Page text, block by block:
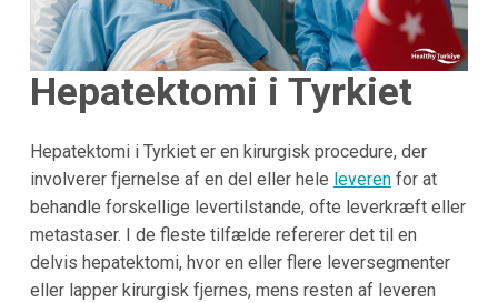
Hepatektomi i Tyrkiet
Hepatektomi i Tyrkiet er en kirurgisk procedure, der
involverer fjernelse af en del eller hele leverenfor at
behandle forskellige levertilstande, ofte leverkræft eller
metastaser. I de fleste tilfælde refererer det til en
delvis hepatektomi, hvor en eller flere leversegmenter
eller lapper kirurgisk fjernes, mens resten af leveren